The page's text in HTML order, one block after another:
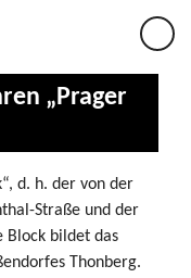
„Prager
d. h. der von der
Straße und der
Block bildet das
Thonberg.